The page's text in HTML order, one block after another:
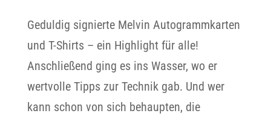
Geduldig signierte Melvin Autogrammkarten
und T-Shirts – ein Highlight für alle!
Anschließend ging es ins Wasser, wo er
wertvolle Tipps zur Technik gab. Und wer
kann schon von sich behaupten, die